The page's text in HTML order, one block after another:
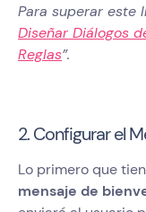
Para superar este
Diseñar Diálogos
Reglas”.
2. Configurar el
Lo primero que
mensaje de